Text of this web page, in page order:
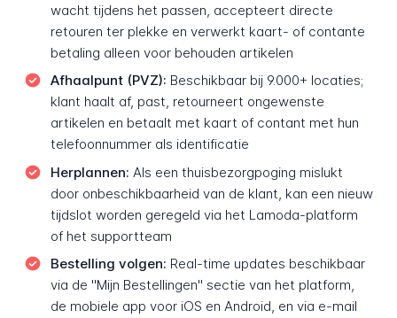
wacht tijdens het passen, accepteert directe
retouren ter plekke en verwerkt kaart- of contante
betaling alleen voor behouden artikelen
Afhaalpunt (PVZ): Beschikbaar bij 9.000+ locaties;
klant haalt af, past, retourneert ongewenste
artikelen en betaalt met kaart of contant met hun
telefoonnummer als identificatie
Herplannen: Als een thuisbezorgpoging mislukt
door onbeschikbaarheid van de klant, kan een nieuw
tijdslot worden geregeld via het Lamoda-platform
of het supportteam
Bestelling volgen: Real-time updates beschikbaar
via de "Mijn Bestellingen" sectie van het platform,
de mobiele app voor iOS en Android, en via e-mail